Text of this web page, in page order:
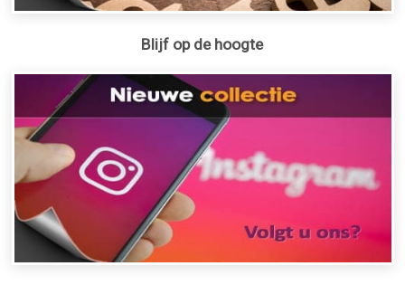
Blijf op de hoogte